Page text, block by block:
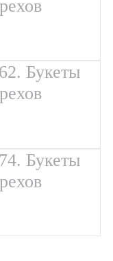
Букеты
Букеты